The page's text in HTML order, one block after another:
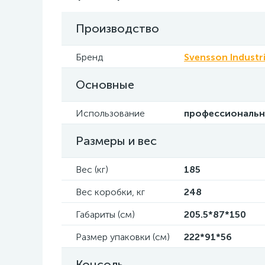
Производство
Бренд Svensson
Основные
Использование
Размеры и вес
Вес (кг)
185
Вес коробки, кг
248
Габариты (см)
205.5*87*150
Размер упаковки (см)
222*91*56